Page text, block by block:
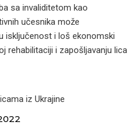
sa invaliditetom kao
učesnika može
isključenost i loš ekonomski
rehabilitaciji i zapošljavanju lica